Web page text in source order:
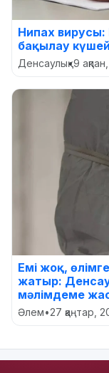
Нипах вирусы:
бақылау
Денсаулық•9
Емі жоқ,
жатыр:
мәлімдеме
Әлем•27 қаңтар,